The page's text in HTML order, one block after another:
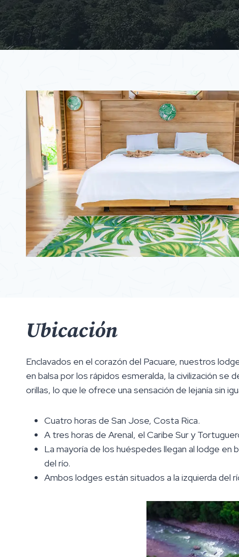
Ubicación
Enclavados en el corazón del Pacuare, nuestros
en balsa por los rápidos esmeralda, la civilización se
orillas, lo que le ofrece una sensación de lejanía sin
Cuatro horas de San Jose, Costa Rica.
A tres horas de Arenal, el Caribe Sur y
La mayoría de los huéspedes llegan al lodge
del río.
Ambos lodges están situados a la izquierda del